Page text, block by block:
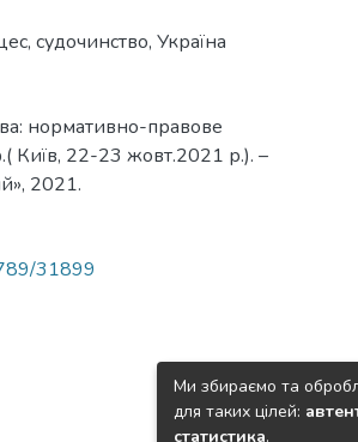
, судочинство, Україна
нормативно-правове
Київ, 22-23 жовт.2021 р.). –
2021.
31899
Ми збираємо та
для таких цілей:
статистика.